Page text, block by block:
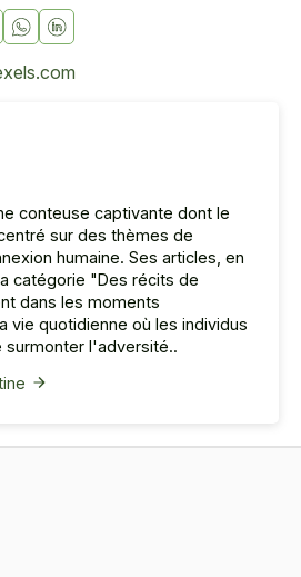
conteuse captivante dont le
sur des thèmes de
humaine. Ses articles, en
catégorie "Des récits de
dans les moments
vie quotidienne où les individus
surmonter l'adversité..